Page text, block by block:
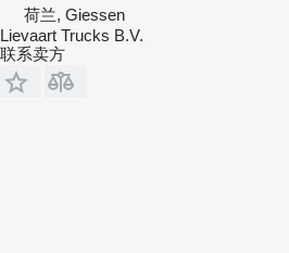
荷兰, Giessen
Lievaart Trucks B.V.
联系卖方